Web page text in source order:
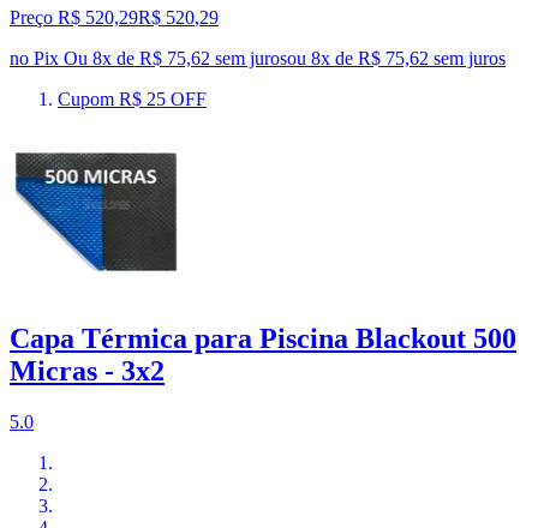
Preço R$ 520,29R$ 520,29
no Pix Ou 8x de R$ 75,62 sem jurosou 8x de R$ 75,62 sem juros
Cupom R$ 25 OFF
Capa Térmica para Piscina Blackout 500
Micras - 3x2
5.0